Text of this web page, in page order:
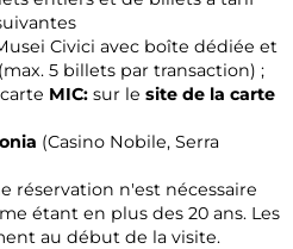
Civici avec boîte dédiée et
5 billets par transaction) ;
MIC: sur le site de la carte
(Casino Nobile, Serra
réservation n'est nécessaire
étant en plus des 20 ans. Les
au début de la visite.